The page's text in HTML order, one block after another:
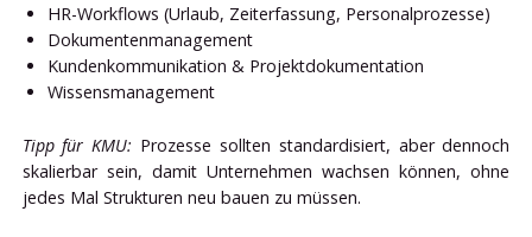
HR-Workflows (Urlaub, Zeiterfassung, Personalprozesse)
Dokumentenmanagement
Kundenkommunikation & Projektdokumentation
Wissensmanagement
Tipp für KMU: Prozesse sollten standardisiert, aber dennoch
skalierbar sein, damit Unternehmen wachsen können, ohne
jedes Mal Strukturen neu bauen zu müssen.